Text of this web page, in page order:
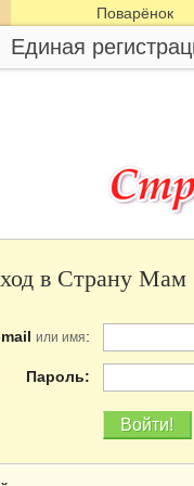
Поварёнок
Единая
в Страну Мам
или имя:
Пароль: